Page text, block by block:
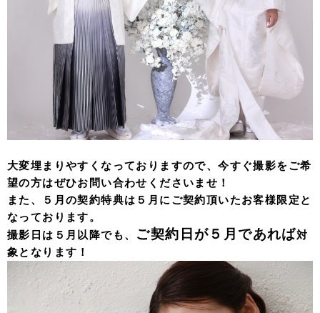
大変埋まりやすくなっておりますので、今すぐ撮影をご希
望の方はぜひお問い合わせくださいませ！
また、５月の契約特典は５月にご契約頂いたお客様限定と
なっております。
撮影日は５月以降でも、 ご契約日が５ 月であれば対
象となります！